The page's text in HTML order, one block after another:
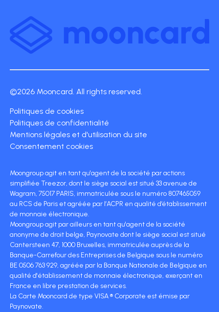
©2026 Mooncard. All rights reserved.
Politiques de cookies
Politiques de confidentialité
Mentions légales et d'utilisation du site
Consentement cookies
Moongroup agit en tant qu'agent de la société par actions
simplifiée Treezor, dont le siège social est situé 33 avenue de
Wagram, 75017 PARIS, immatriculée sous le numéro 807465059
au RCS de Paris et agréée par l’ACPR en qualité d’établissement
de monnaie électronique.
Moongroup agit par ailleurs en tant qu'agent de la société
anonyme de droit belge, Paynovate dont le siège social est situé
Cantersteen 47, 1000 Bruxelles, immatriculée auprès de la
Banque-Carrefour des Entreprises de Belgique sous le numéro
BE 0506 763 929, agréée par la Banque Nationale de Belgique en
qualité d'établissement de monnaie électronique, exerçant en
France en libre prestation de services.
La Carte Mooncard de type VISA ® Corporate est émise par
Paynovate.